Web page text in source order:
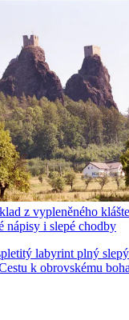
z vypleněného
nápisy i slepé chodby
labyrint plný
k obrovskému